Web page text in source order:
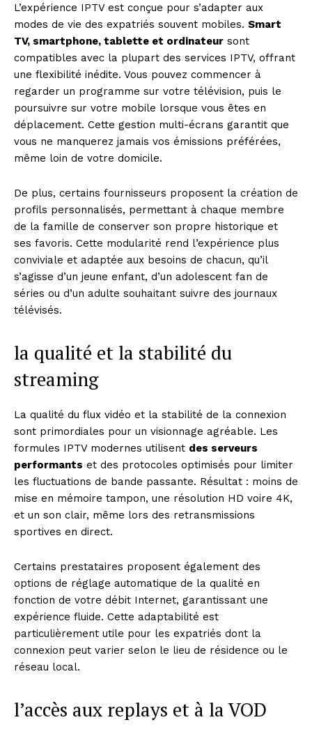
L’expérience IPTV est conçue pour s’adapter aux
modes de vie des expatriés souvent mobiles. Smart
TV, smartphone, tablette et ordinateur sont
compatibles avec la plupart des services IPTV, offrant
une flexibilité inédite. Vous pouvez commencer à
regarder un programme sur votre télévision, puis le
poursuivre sur votre mobile lorsque vous êtes en
déplacement. Cette gestion multi-écrans garantit que
vous ne manquerez jamais vos émissions préférées,
même loin de votre domicile.
De plus, certains fournisseurs proposent la création de
profils personnalisés, permettant à chaque membre
de la famille de conserver son propre historique et
ses favoris. Cette modularité rend l’expérience plus
conviviale et adaptée aux besoins de chacun, qu’il
s’agisse d’un jeune enfant, d’un adolescent fan de
séries ou d’un adulte souhaitant suivre des journaux
télévisés.
la qualité et la stabilité du
streaming
La qualité du flux vidéo et la stabilité de la connexion
sont primordiales pour un visionnage agréable. Les
formules IPTV modernes utilisent des serveurs
performants et des protocoles optimisés pour limiter
les fluctuations de bande passante. Résultat : moins de
mise en mémoire tampon, une résolution HD voire 4K,
et un son clair, même lors des retransmissions
sportives en direct.
Certains prestataires proposent également des
options de réglage automatique de la qualité en
fonction de votre débit Internet, garantissant une
expérience fluide. Cette adaptabilité est
particulièrement utile pour les expatriés dont la
connexion peut varier selon le lieu de résidence ou le
réseau local.
l’accès aux replays et à la VOD